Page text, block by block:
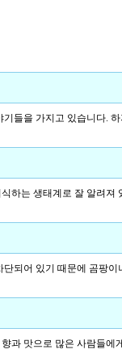
들을 가지고 있습니다.
하는 생태계로 잘 알려져
되어 있기 때문에 곰팡
과 맛으로 많은 사람들에